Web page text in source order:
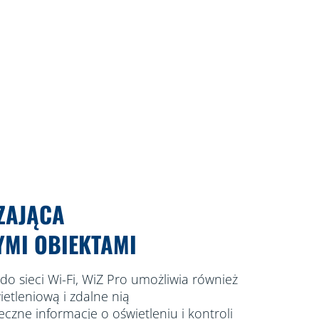
OBIEKTAMI
sieci Wi-Fi, WiZ Pro umożliwia również
i zdalne nią
informacje o oświetleniu i kontroli